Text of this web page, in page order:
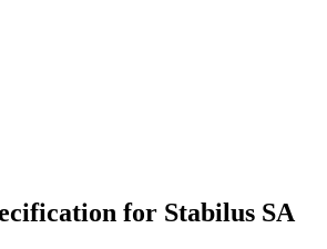
for Stabilus SA